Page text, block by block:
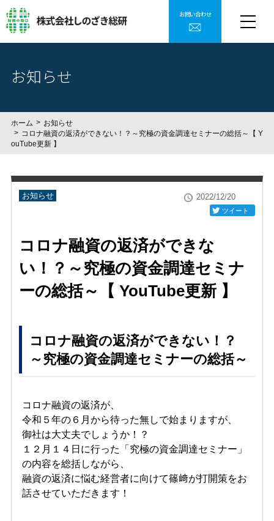
お問い合わせ
お知らせ
ホーム
お知らせ
コロナ融資の返済ができない！？～究極の資金調達セミナーの総括～【 Y
ouTube更新 】
お知らせ 2022/12/20
ツイート
コロナ融資の返済ができな
い！？～究極の資金調達セミナ
ーの総括～【 YouTube更新 】
コロナ融資の返済ができない！？
～究極の資金調達セミナーの総括～
コロナ融資の返済が、
令和５年の６月から待った無しで始まりますが、
御社は大丈夫でしょうか！？
１２月１４日に行った「究極の資金調達セミナー」
の内容を総括しながら、
融資の返済に悩む経営者に向けて篠﨑が打開策をお
話させていただきます！